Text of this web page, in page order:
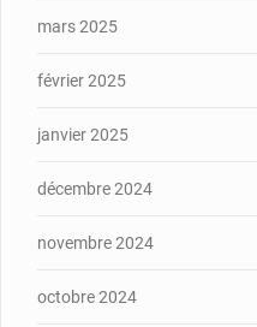
mars 2025
février 2025
janvier 2025
décembre 2024
novembre 2024
octobre 2024